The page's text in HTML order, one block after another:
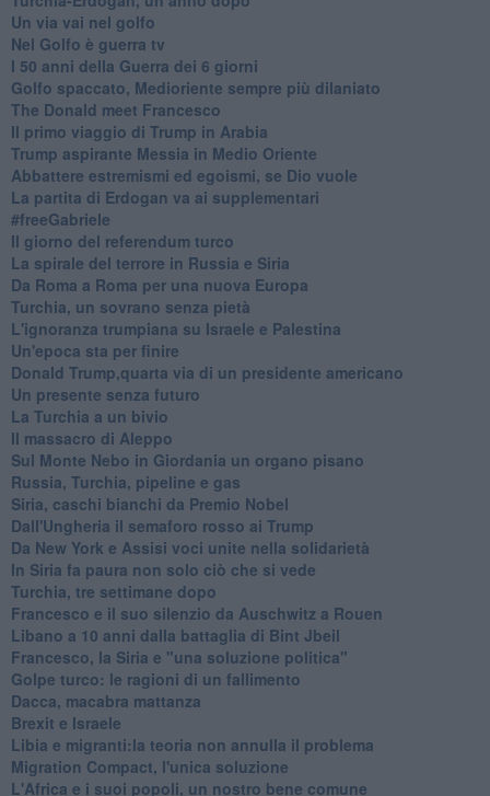
Un via vai nel golfo
Nel Golfo è guerra tv
I 50 anni della Guerra dei 6 giorni
Golfo spaccato, Medioriente sempre più dilaniato
The Donald meet Francesco
Il primo viaggio di Trump in Arabia
Trump aspirante Messia in Medio Oriente
Abbattere estremismi ed egoismi, se Dio vuole
La partita di Erdogan va ai supplementari
#freeGabriele
Il giorno del referendum turco
La spirale del terrore in Russia e Siria
Da Roma a Roma per una nuova Europa
Turchia, un sovrano senza pietà
L'ignoranza trumpiana su Israele e Palestina
Un'epoca sta per finire
Donald Trump,quarta via di un presidente americano
Un presente senza futuro
La Turchia a un bivio
Il massacro di Aleppo
Sul Monte Nebo in Giordania un organo pisano
Russia, Turchia, pipeline e gas
Siria, caschi bianchi da Premio Nobel
Dall'Ungheria il semaforo rosso ai Trump
Da New York e Assisi voci unite nella solidarietà
In Siria fa paura non solo ciò che si vede
Turchia, tre settimane dopo
Francesco e il suo silenzio da Auschwitz a Rouen
Libano a 10 anni dalla battaglia di Bint Jbeil
Francesco, la Siria e "una soluzione politica"
Golpe turco: le ragioni di un fallimento
Dacca, macabra mattanza
Brexit e Israele
Libia e migranti:la teoria non annulla il problema
Migration Compact, l'unica soluzione
L'Africa e i suoi popoli, un nostro bene comune